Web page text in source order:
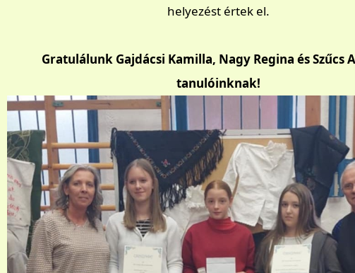
helyezést értek el.
Gratulálunk Gajdácsi Kamilla, Nagy Regina és Szűcs
tanulóinknak!